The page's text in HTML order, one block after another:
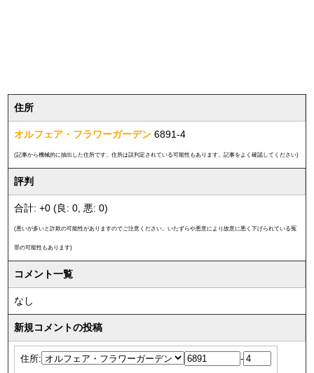
住所
オルフェア・フラワーガーデン 6891-4
(記事から機械的に抽出した住所です。住所は誤判定されている可能性もあります。記事をよく確認してください)
評判
合計: +0 (良: 0, 悪: 0)
(悪いが多いと詐欺の可能性がありますのでご注意ください。いたずらや悪意により故意に悪く下げられている冤
罪の可能性もあります)
コメント一覧
なし
新規コメントの投稿
住所: -